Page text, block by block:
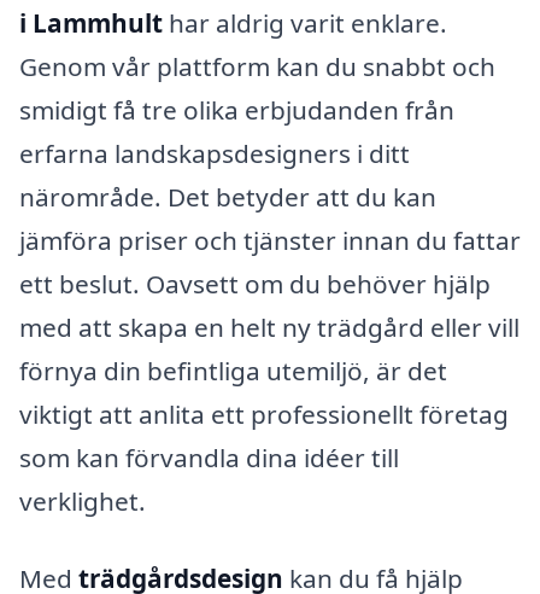
i Lammhult har aldrig varit enklare.
Genom vår plattform kan du snabbt och
smidigt få tre olika erbjudanden från
erfarna landskapsdesigners i ditt
närområde. Det betyder att du kan
jämföra priser och tjänster innan du fattar
ett beslut. Oavsett om du behöver hjälp
med att skapa en helt ny trädgård eller vill
förnya din befintliga utemiljö, är det
viktigt att anlita ett professionellt företag
som kan förvandla dina idéer till
verklighet.
Med trädgårdsdesign kan du få hjälp